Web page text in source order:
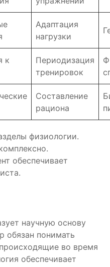
Адаптация
нагрузки
к
Периодизация
тренировок
Составление
рациона
физиологии.
обеспечивает
научную основу
обязан понимать
во время
обеспечивает